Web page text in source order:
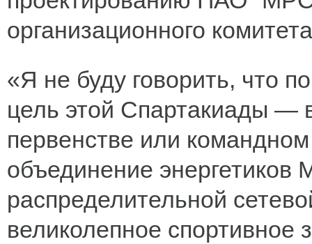
организационного
«Я не буду говорить, что
цель этой Спартакиады —
первенстве или
объединение энергетиков
распределительной
великолепное